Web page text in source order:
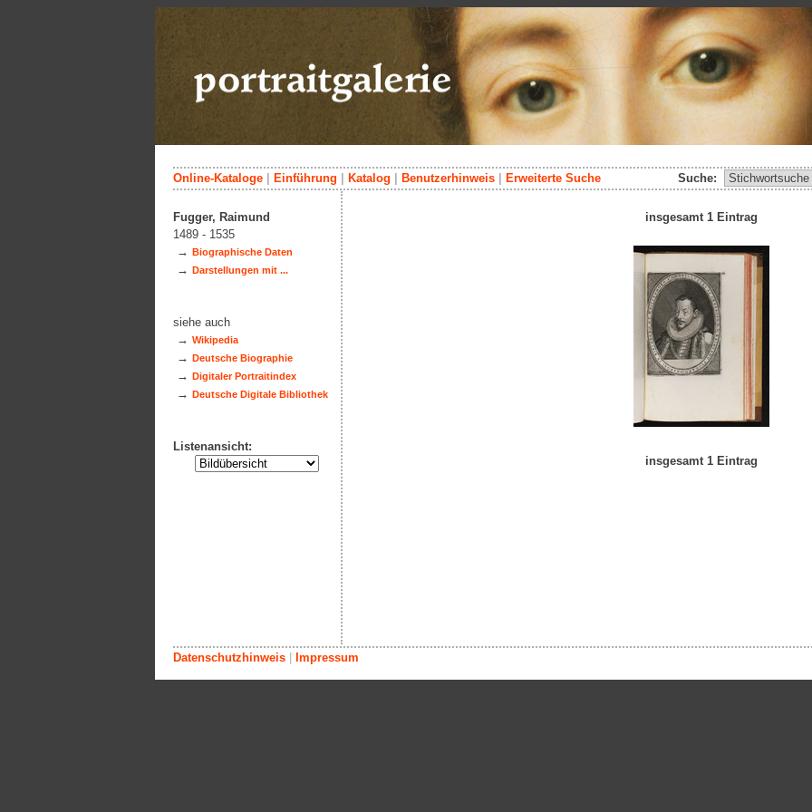
Suche:
Online-Kataloge Einführung Katalog Benutzerhinweis Erweiterte Suche
insgesamt 1 Eintrag
insgesamt 1 Eintrag
Fugger, Raimund
1489 - 1535
→ Biographische Daten
→ Darstellungen mit ...
siehe auch
→ Wikipedia
→ Deutsche Biographie
→ Digitaler Portraitindex
→ Deutsche Digitale Bibliothek
Listenansicht:
Datenschutzhinweis Impressum